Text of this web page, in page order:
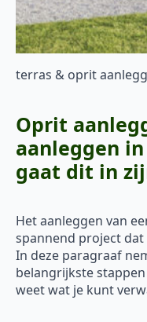
terras & oprit
Oprit
aanleggen
gaat dit in
Het aanleggen van
spannend project
In deze paragraaf
belangrijkste
weet wat je kunt